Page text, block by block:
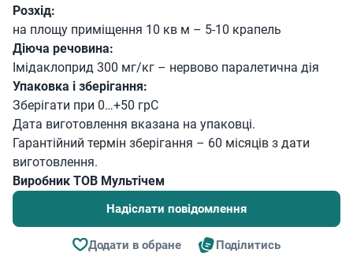
Розхід:
на площу приміщення 10 кв м – 5-10 крапель
Діюча речовина:
Імідаклоприд 300 мг/кг – нервово паралетична дія
Упаковка і зберігання:
Зберігати при 0…+50 грС
Дата виготовлення вказана на упаковці.
Гарантійний термін зберігання – 60 місяців з дати
виготовлення.
Виробник ТОВ Мультічем
Надіслати повідомлення
Додати в обране Поділитись